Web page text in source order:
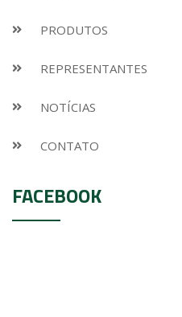
PRODUTOS
REPRESENTANTES
NOTÍCIAS
CONTATO
FACEBOOK